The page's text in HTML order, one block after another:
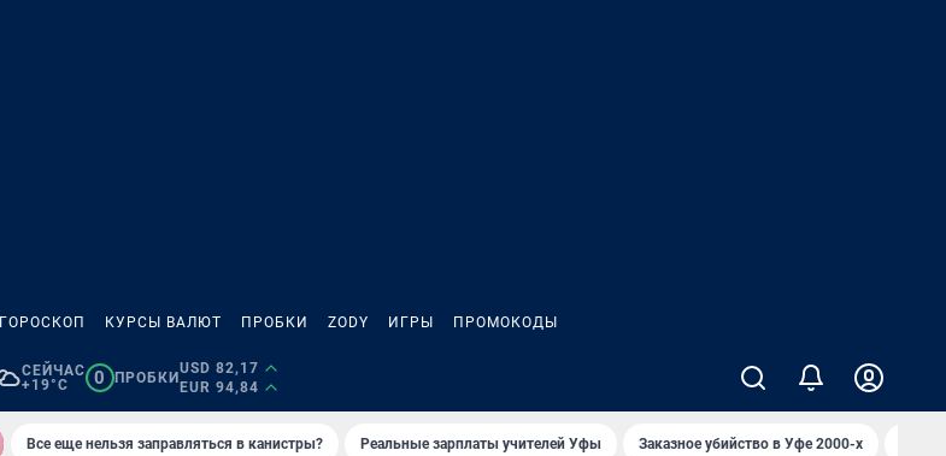
ГОРОСКОП КУРСЫ ВАЛЮТ ПРОБКИ ZODY ИГРЫ ПРОМОКОДЫ
СЕЙЧАС
+19°C
0 ПРОБКИ
USD 82,17
EUR 94,84
Все еще нельзя заправляться в канистры? Реальные зарплаты учителей Уфы Заказное убийство в Уфе 2000-х